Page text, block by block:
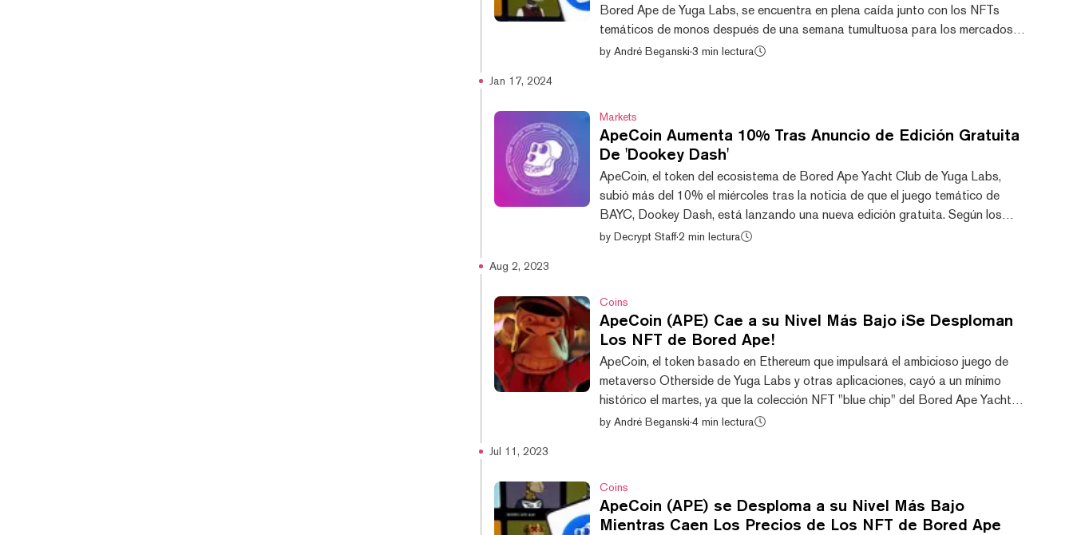
Bored Ape de Yuga Labs, se encuentra en plena caída junto con los NFTs
temáticos de monos después de una semana tumultuosa para los mercados
de criptomonedas en general. El token ha caído un 30% en los últimos siete
by André Beganski·3 min lectura
Jan 17, 2024
Markets
ApeCoin Aumenta 10% Tras Anuncio de Edición Gratuita
De 'Dookey Dash'
ApeCoin, el token del ecosistema de Bored Ape Yacht Club de Yuga Labs,
subió más del 10% el miércoles tras la noticia de que el juego temático de
BAYC, Dookey Dash, está lanzando una nueva edición gratuita. Según los
datos de CoinGecko, ApeCoin se está negociando actualmente a $1,58, con
by Decrypt Staff·2 min lectura
Aug 2, 2023
Coins
ApeCoin (APE) Cae a su Nivel Más Bajo ¡Se Desploman
Los NFT de Bored Ape!
ApeCoin, el token basado en Ethereum que impulsará el ambicioso juego de
metaverso Otherside de Yuga Labs y otras aplicaciones, cayó a un mínimo
histórico el martes, ya que la colección NFT "blue chip" del Bored Ape Yacht
Club de la empresa también enfrentó una presión renovada. Conocido por su
by André Beganski·4 min lectura
Jul 11, 2023
Coins
ApeCoin (APE) se Desploma a su Nivel Más Bajo
Mientras Caen Los Precios de Los NFT de Bored Ape